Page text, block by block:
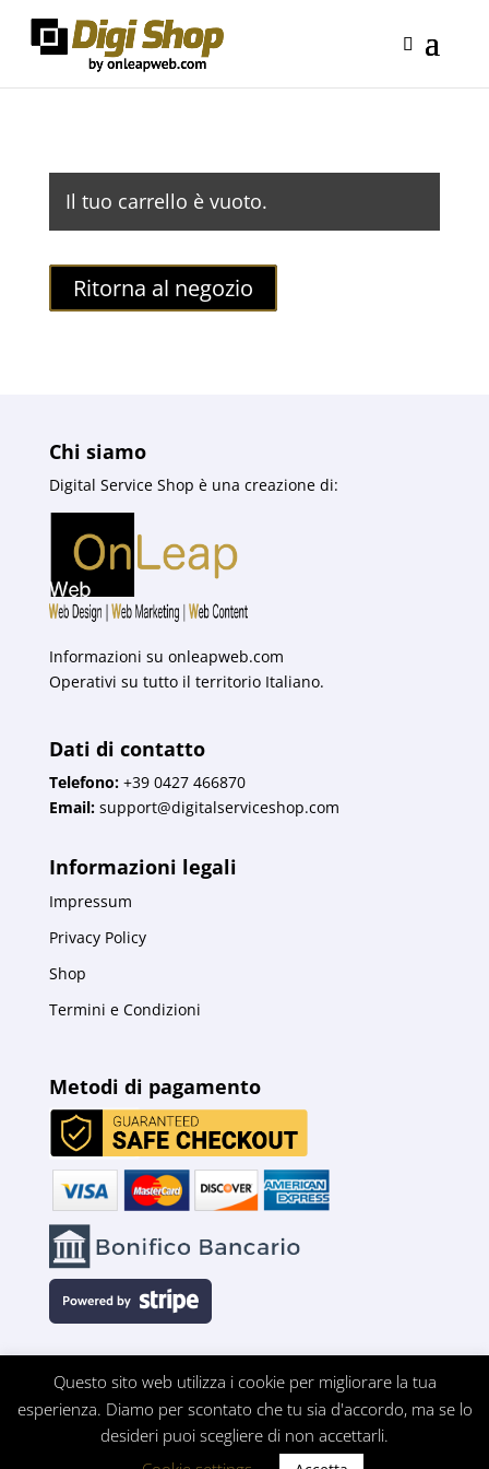
Il tuo carrello è vuoto.
Ritorna al negozio
Chi siamo
Digital Service Shop è una creazione di:
Informazioni su onleapweb.com
Operativi su tutto il territorio Italiano.
Dati di contatto
Telefono:+39 0427 466870
Email: support@digitalserviceshop.com
Informazioni legali
Impressum
Privacy Policy
Shop
Termini e Condizioni
Metodi di pagamento
© 2026 All rights reserved | Powered by
Questo sito web utilizza i cookie per migliorare la tua
esperienza. Diamo per scontato che tu sia d'accordo, ma se lo
desideri puoi scegliere di non accettarli.